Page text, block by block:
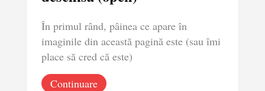
În primul rând, pâinea ce apare în
imaginile din această pagină este (sau îmi
place să cred că este)
Continuare